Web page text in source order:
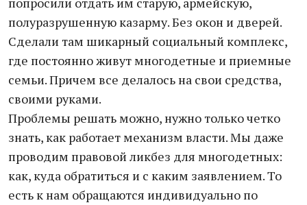
полуразрушенную казарму. Без окон и дверей.
Сделали там шикарный социальный комплекс,
где постоянно живут многодетные и приемные
семьи. Причем все делалось на свои средства,
своими руками.
Проблемы решать можно, нужно только четко
знать, как работает механизм власти. Мы даже
проводим правовой ликбез для многодетных:
как, куда обратиться и с каким заявлением. То
есть к нам обращаются индивидуально по